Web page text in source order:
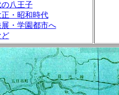
八王子
・昭和時代
・学園都市へ